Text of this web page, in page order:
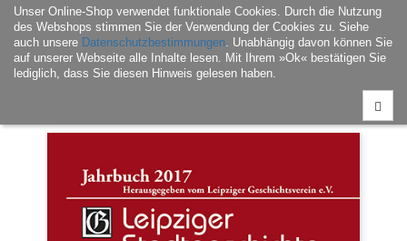
Unser Online-Shop verwendet funktionale Cookies. Durch die Nutzung
des Webshops stimmen Sie der Verwendung der Cookies zu. Siehe
auch unsere Datenschutzbestimmungen. Unabhängig davon können Sie
auf unserer Webseite alle Inhalte lesen. Mit Ihrem »Ok« bestätigen Sie
lediglich, dass Sie diesen Hinweis gelesen haben.
ein-/